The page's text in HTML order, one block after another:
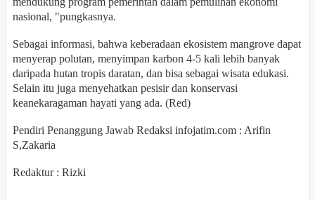
nasional, "pungkasnya.
Sebagai informasi, bahwa keberadaan ekosistem mangrove dapat
menyerap polutan, menyimpan karbon 4-5 kali lebih banyak
daripada hutan tropis daratan, dan bisa sebagai wisata edukasi.
Selain itu juga menyehatkan pesisir dan konservasi
keanekaragaman hayati yang ada. (Red)
Pendiri Penanggung Jawab Redaksi infojatim.com : Arifin
S,Zakaria
Redaktur : Rizki